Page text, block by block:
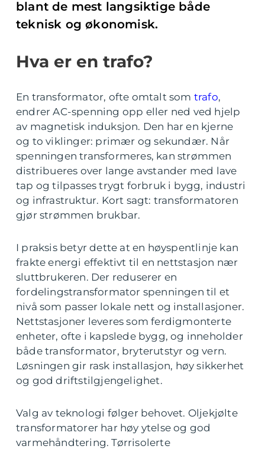
blant de mest langsiktige både
teknisk og økonomisk.
Hva er en trafo?
En transformator, ofte omtalt som trafo,
endrer AC-spenning opp eller ned ved hjelp
av magnetisk induksjon. Den har en kjerne
og to viklinger: primær og sekundær. Når
spenningen transformeres, kan strømmen
distribueres over lange avstander med lave
tap og tilpasses trygt forbruk i bygg, industri
og infrastruktur. Kort sagt: transformatoren
gjør strømmen brukbar.
I praksis betyr dette at en høyspentlinje kan
frakte energi effektivt til en nettstasjon nær
sluttbrukeren. Der reduserer en
fordelingstransformator spenningen til et
nivå som passer lokale nett og installasjoner.
Nettstasjoner leveres som ferdigmonterte
enheter, ofte i kapslede bygg, og inneholder
både transformator, bryterutstyr og vern.
Løsningen gir rask installasjon, høy sikkerhet
og god driftstilgjengelighet.
Valg av teknologi følger behovet. Oljekjølte
transformatorer har høy ytelse og god
varmehåndtering. Tørrisolerte